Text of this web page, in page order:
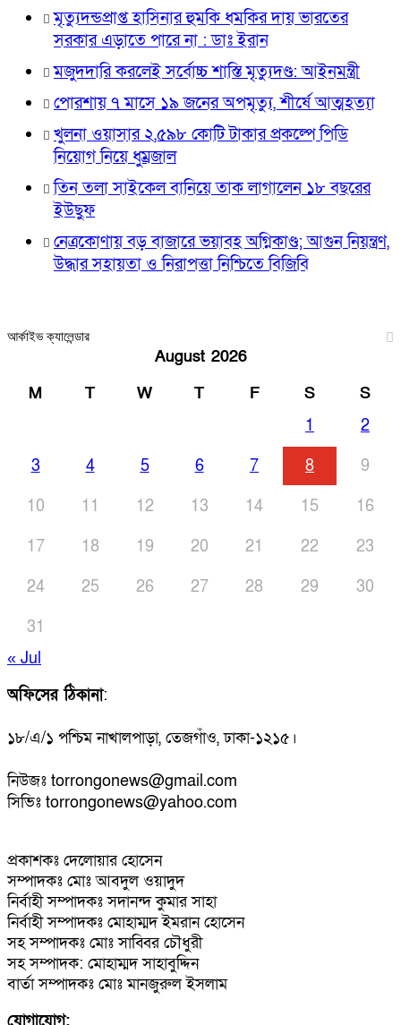
মৃত্যুদন্ডপ্রাপ্ত হাসিনার হুমকি ধমকির দায় ভারতের
সরকার এড়াতে পারে না : ডাঃ ইরান
মজুদদারি করলেই সর্বোচ্চ শাস্তি মৃত্যুদণ্ড: আইনমন্ত্রী
পোরশায় ৭ মাসে ১৯ জনের অপমৃত্যু, শীর্ষে আত্মহত্যা
খুলনা ওয়াসার ২,৫৯৮ কোটি টাকার প্রকল্পে পিডি
নিয়োগ নিয়ে ধুম্রজাল
তিন তলা সাইকেল বানিয়ে তাক লাগালেন ১৮ বছরের
ইউছুফ
নেত্রকোণায় বড় বাজারে ভয়াবহ অগ্নিকাণ্ড; আগুন নিয়ন্ত্রণ,
উদ্ধার সহায়তা ও নিরাপত্তা নিশ্চিতে বিজিবি
আর্কাইভ ক্যালেন্ডার
August 2026
M
T W T F S
S
1
2
3
4 5 6 7 8
9
10
11 12 13 14 15
16
17
18 19 20 21 22
23
24
25 26 27 28 29
30
31
« Jul
অফিসের ঠিকানা:
১৮/এ/১ পশ্চিম নাখালপাড়া, তেজগাঁও, ঢাকা-১২১৫।
নিউজঃ torrongonews@gmail.com
সিভিঃ torrongonews@yahoo.com
প্রকাশকঃ দেলোয়ার হোসেন
সম্পাদকঃ মোঃ আবদুল ওয়াদুদ
নির্বাহী সম্পাদকঃ সদানন্দ কুমার সাহা
নির্বাহী সম্পাদকঃ মোহাম্মদ ইমরান হোসেন
সহ সম্পাদকঃ মোঃ সাব্বির চৌধুরী
সহ সম্পাদক: মোহাম্মদ সাহাবুদ্দিন
বার্তা সম্পাদকঃ মোঃ মানজুরুল ইসলাম